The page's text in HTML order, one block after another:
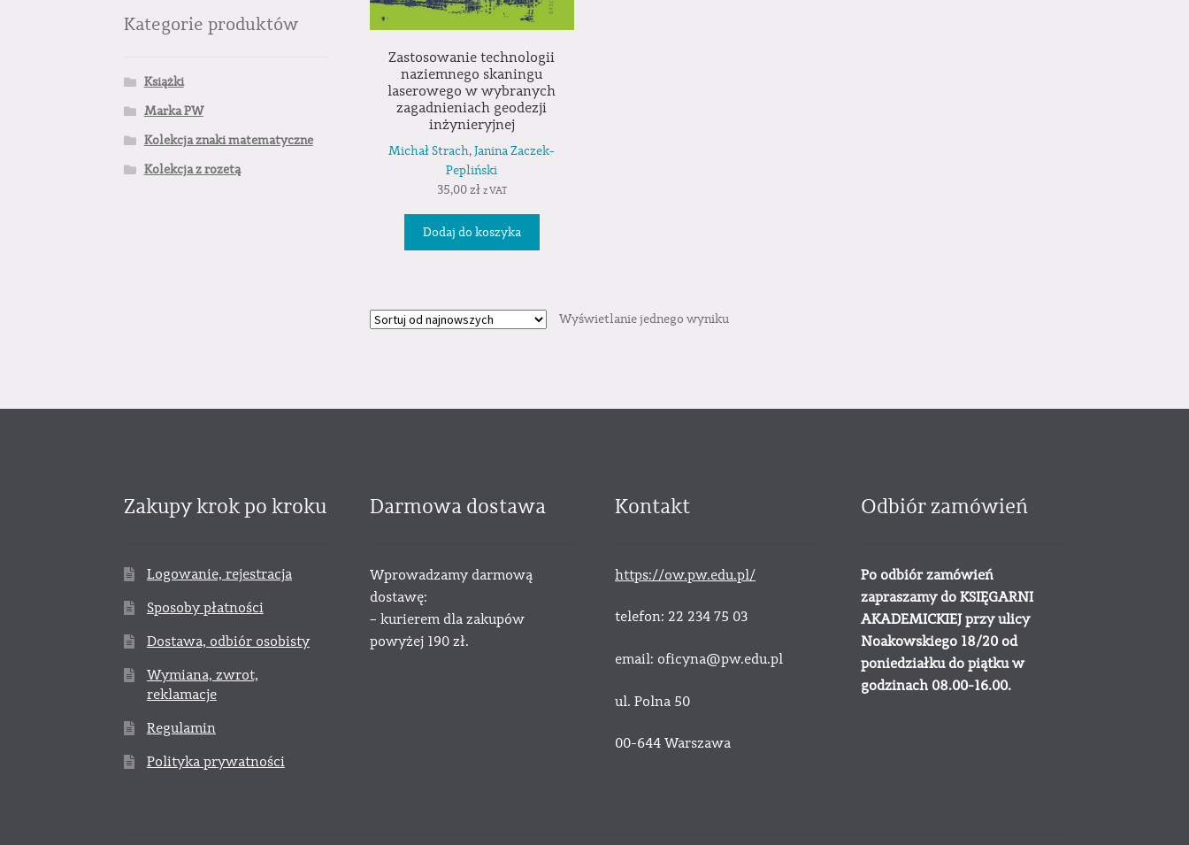
Zastosowanie technologii
naziemnego skaningu
laserowego w wybranych
zagadnieniach geodezji
inżynieryjnej
Michał Strach,Janina Zaczek-
Pepliński
35,00zł z VAT
Dodaj do koszyka
Wyświetlanie jednego wyniku
Kategorie produktów
Książki
Marka PW
Kolekcja znaki matematyczne
Kolekcja z rozetą
Zakupy krok po kroku
Logowanie, rejestracja
Sposoby płatności
Dostawa, odbiór osobisty
Wymiana, zwrot,
reklamacje
Regulamin
Polityka prywatności
Darmowa dostawa
Wprowadzamy darmową
dostawę:
– kurierem dla zakupów
powyżej 190 zł.
Kontakt
https://ow.pw.edu.pl/
telefon: 22 234 75 03
email: oficyna@pw.edu.pl
ul. Polna 50
00-644 Warszawa
Odbiór zamówień
Po odbiór zamówień
zapraszamy do KSIĘGARNI
AKADEMICKIEJ przy ulicy
Noakowskiego 18/20 od
poniedziałku do piątku w
godzinach 08.00-16.00.